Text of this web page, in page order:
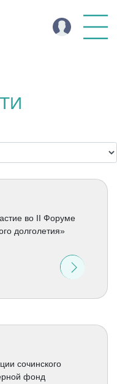
во II Форуме
долголетия»
сочинского
фонд